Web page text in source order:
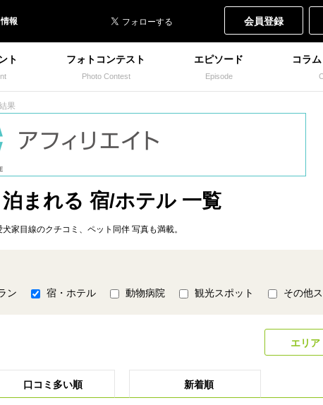
報 会員登録
ト フォトコンテスト
Photo Contest
エピソード
Episode
コラ
果
泊まれる 宿/ホテル 一覧
家目線のクチコミ、ペット同伴 写真も満載。
ン 宿・ホテル 動物病院 観光スポット その他
エリア
口コミ多い順 新着順